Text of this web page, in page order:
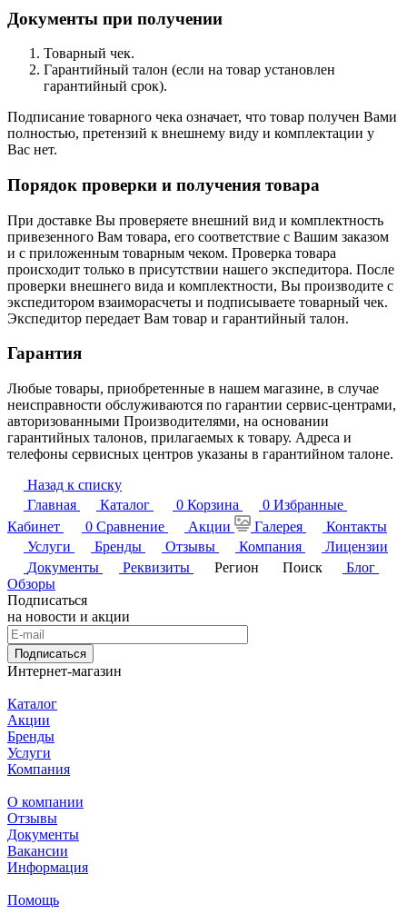
Документы при получении
Товарный чек.
Гарантийный талон (если на товар установлен
гарантийный срок).
Подписание товарного чека означает, что товар получен Вами
полностью, претензий к внешнему виду и комплектации у
Вас нет.
Порядок проверки и получения товара
При доставке Вы проверяете внешний вид и комплектность
привезенного Вам товара, его соответствие с Вашим заказом
и с приложенным товарным чеком. Проверка товара
происходит только в присутствии нашего экспедитора. После
проверки внешнего вида и комплектности, Вы производите с
экспедитором взаиморасчеты и подписываете товарный чек.
Экспедитор передает Вам товар и гарантийный талон.
Гарантия
Любые товары, приобретенные в нашем магазине, в случае
неисправности обслуживаются по гарантии сервис-центрами,
авторизованными Производителями, на основании
гарантийных талонов, прилагаемых к товару. Адреса и
телефоны сервисных центров указаны в гарантийном талоне.
Назад к списку
Главная
Каталог 0 Корзина 0 Избранные
Кабинет
0 Сравнение Акции Галерея
Контакты
Услуги
Бренды Отзывы Компания
Лицензии
Документы
Реквизиты Регион Поиск
Блог
Обзоры
Подписаться
на новости и акции
Подписаться
Интернет-магазин
Каталог
Акции
Бренды
Услуги
Компания
О компании
Отзывы
Документы
Вакансии
Информация
Помощь